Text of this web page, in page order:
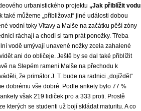
urbanistického projektu „Jak přiblížit vodu
také můžeme „přibližovat“ jiné události dobou
vodní toky Vltavy a Malše na začátku pěší zóny
ráchají a chodí si tam prát ponožky. Třeba
vodě umývají unavené nožky zcela zahalené
ani do obličeje. Ještě by se dal také přiblížit
na Slepém rameni Malše na přechodu k
že primátor J. T. bude na radnici „dojíždět“
dobrému vše dobré. Podle ankety bylo 77 %
však 219 lidiček pro a 333 proti. Prostě
kterých se studenti už bojí skládat maturitu. A co